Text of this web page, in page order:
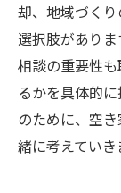
却、地域づく
選択肢があり
相談の重要性
るかを具体的
のために、空
緒に考えていき